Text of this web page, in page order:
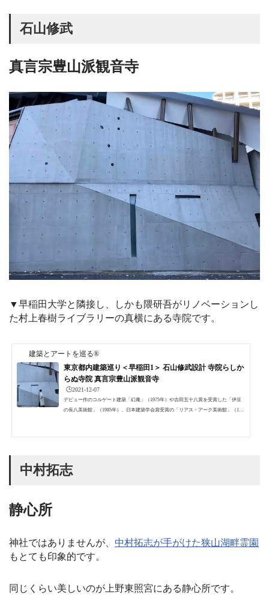
石山修武
真言宗豊山派観音寺
▼早稲田大学と隣接し、しかも隈研吾がリノベーションし
た村上春樹ライブラリーの真横にある寺院です。
建築とアートを巡る®
東京都内建築巡り＜早稲田1＞ 石山修武設計 寺院らしか
らぬ寺院 真言宗豊山派観音寺
🕒️2021-12-07
デビュー作のコルゲート建築「幻庵」（1975年）や吉田五十八賞を受賞した「伊豆
の長八美術館」（1985年）、日本建築学会賞受賞の「リアス・アーク美術館」（199
中村拓志
静心所
神社ではありませんが、 中村拓志が手がけた狭山湖畔霊園
もとても印象的です。
同じくらい美しいのが上野東照宮にある静心所です。